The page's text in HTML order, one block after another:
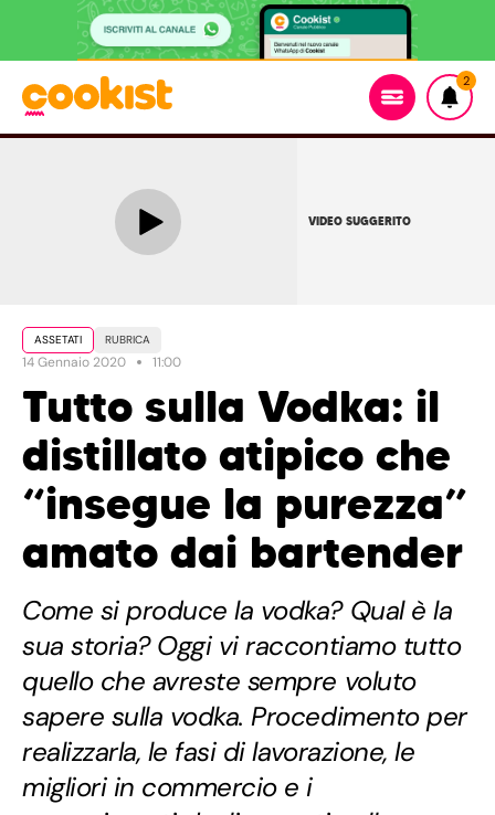
2
VIDEO SUGGERITO
ASSETATI RUBRICA
14 Gennaio 2020 11:00
Tutto sulla Vodka: il
distillato atipico che
“insegue la purezza”
amato dai bartender
Come si produce la vodka? Qual è la
sua storia? Oggi vi raccontiamo tutto
quello che avreste sempre voluto
sapere sulla vodka. Procedimento per
realizzarla, le fasi di lavorazione, le
migliori in commercio e i